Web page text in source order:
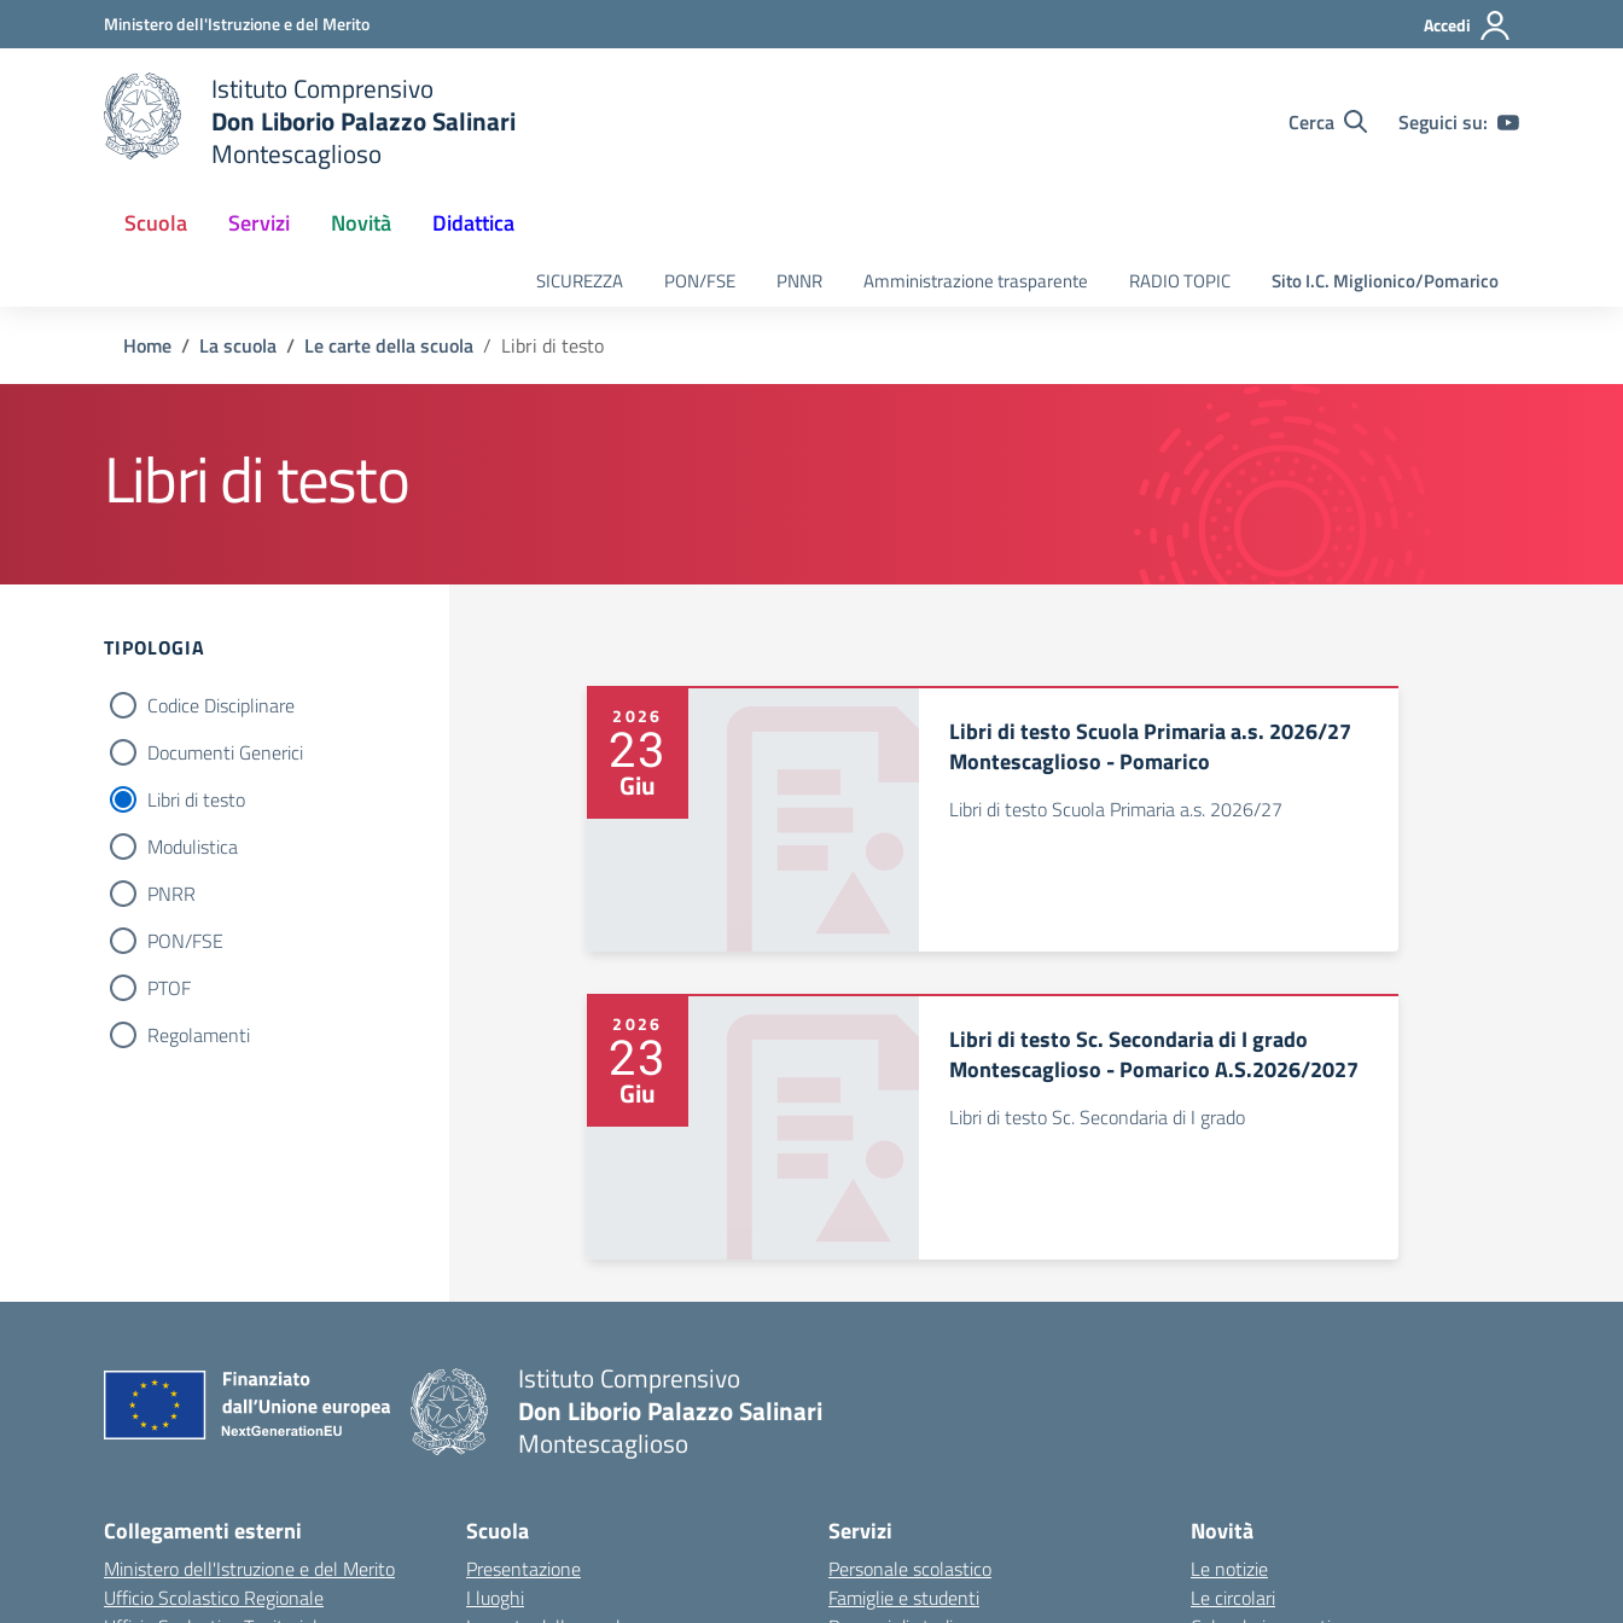
Vai ai contenuti
Vai al menu di navigazioneMinistero dell'Istruzione e del Merito Accedi
Istituto Comprensivo
Don Liborio Palazzo Salinari
Montescaglioso
Cerca Seguici su:
Scuola Servizi Novità Didattica
SICUREZZA PON/FSE PNNR Amministrazione trasparente RADIO TOPIC Sito I.C. Miglionico/Pomarico
Home La scuola Le carte della scuola Libri di testo
Libri di testo
TIPOLOGIA
Codice Disciplinare
Documenti Generici
Libri di testo
Modulistica
PNRR
PON/FSE
PTOF
Regolamenti
2026
23
Giu
Libri di testo Scuola Primaria a.s. 2026/27
Montescaglioso - Pomarico
Libri di testo Scuola Primaria a.s. 2026/27
2026
23
Giu
Libri di testo Sc. Secondaria di I grado
Montescaglioso - Pomarico A.S.2026/2027
Libri di testo Sc. Secondaria di I grado
Istituto Comprensivo
Don Liborio Palazzo Salinari
Montescaglioso
Collegamenti esterni
Ministero dell'Istruzione e del Merito
Ufficio Scolastico Regionale
Scuola
Presentazione
I luoghi
Servizi
Personale scolastico
Famiglie e studenti
Novità
Le notizie
Le circolari